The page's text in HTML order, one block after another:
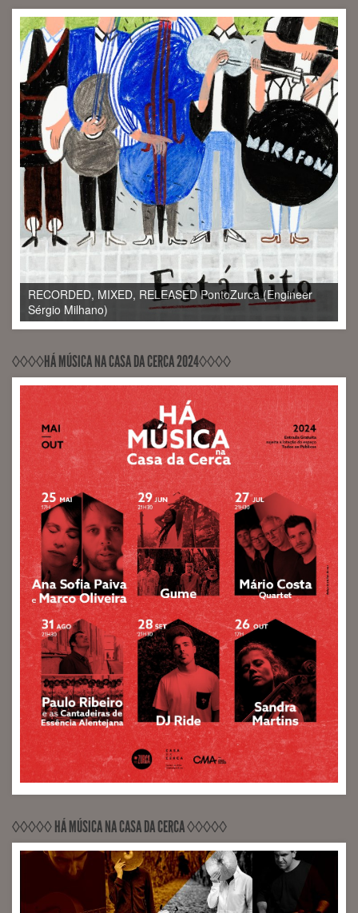
RECORDED, MIXED, RELEASED PontoZurca (Engineer
Sérgio Milhano)
◊◊◊◊HÁ MÚSICA NA CASA DA CERCA 2024◊◊◊◊
◊◊◊◊◊ HÁ MÚSICA NA CASA DA CERCA ◊◊◊◊◊